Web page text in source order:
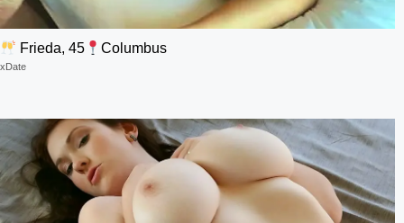
Frieda, 45 Columbus
xDate